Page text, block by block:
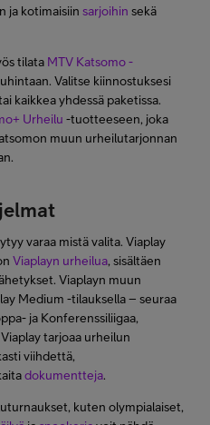
ja kotimaisiinsarjoihin sekä
tilata MTV Katsomo -
Valitse kiinnostuksesi
kaikkea yhdessä paketissa.
Urheilu -tuotteeseen, joka
muun urheilutarjonnan
varaa mistä valita. Viaplay
Viaplayn urheilua, sisältäen
Viaplayn muun
Medium -tilauksella – seuraa
ja Konferenssiliigaa,
tarjoaa urheilun
viihdettä,
dokumentteja.
kuten olympialaiset,